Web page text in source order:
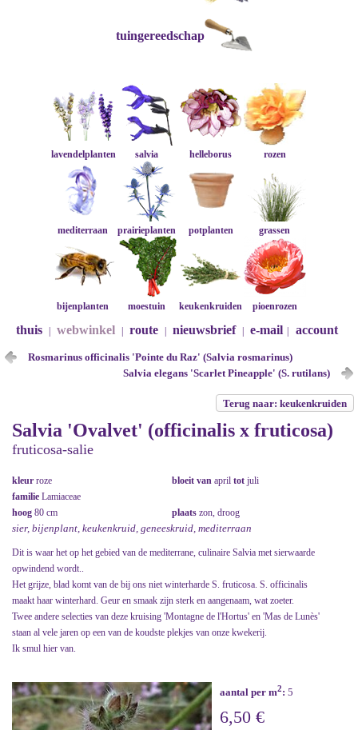
tuingereedschap
lavendelplanten salvia helleborus rozen
mediterraan prairieplanten potplanten grassen
bijenplanten moestuin keukenkruiden pioenrozen
thuis webwinkel route nieuwsbrief e-mail account
Rosmarinus officinalis 'Pointe du Raz' (Salvia rosmarinus)
Salvia elegans 'Scarlet Pineapple' (S. rutilans)
Terug naar: keukenkruiden
Salvia 'Ovalvet' (officinalis x fruticosa)
fruticosa-salie
kleur roze bloeit van april tot juli
familie Lamiaceae
hoog 80 cm plaats zon, droog
sier, bijenplant, keukenkruid, geneeskruid, mediterraan
Dit is waar het op het gebied van de mediterrane, culinaire Salvia met sierwaarde
opwindend wordt..
Het grijze, blad komt van de bij ons niet winterharde S. fruticosa. S. officinalis
maakt haar winterhard. Geur en smaak zijn sterk en aangenaam, wat zoeter.
Twee andere selecties van deze kruising 'Montagne de l'Hortus' en 'Mas de Lunès'
staan al vele jaren op een van de koudste plekjes van onze kwekerij.
Ik smul hier van.
aantal per m2: 5
6,50 €